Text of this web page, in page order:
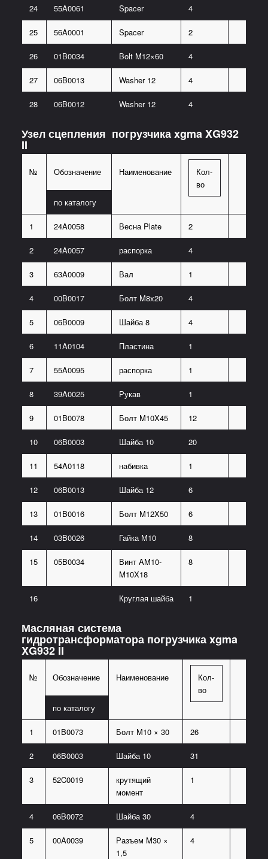
24 55A0061 Spacer 4
25 56A0001 Spacer 2
26 01B0034 Bolt M12×60 4
27 06B0013 Washer 12 4
28 06B0012 Washer 12 4
Узел сцепления погрузчика xgma XG932
II
№ Обозначение Наименование
Кол-
во
по каталогу
1 24A0058 Весна Plate 2
2 24A0057 распорка 4
3 63A0009 Вал 1
4 00B0017 Болт M8x20 4
5 06B0009 Шайба 8 4
6 11A0104 Пластина 1
7 55A0095 распорка 1
8 39A0025 Рукав 1
9 01B0078 Болт M10X45 12
10 06B0003 Шайба 10 20
11 54A0118 набивка 1
12 06B0013 Шайба 12 6
13 01B0016 Болт M12X50 6
14 03B0026 Гайка М10 8
15 05B0034
Винт AM10-
M10X18
8
16 Круглая шайба 1
Масляная система
гидротрансформатора погрузчика xgma
XG932 II
№ Обозначение Наименование
Кол-
во
по каталогу
1 01B0073 Болт М10 × 30 26
2 06B0003 Шайба 10 31
3 52C0019
крутящий
момент
1
4 06B0072 Шайба 30 4
5 00A0039
Разъем M30 ×
1,5
4